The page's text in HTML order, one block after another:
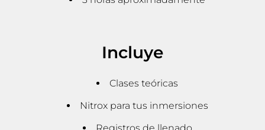
Incluye
Clases teóricas
Nitrox para tus inmersiones